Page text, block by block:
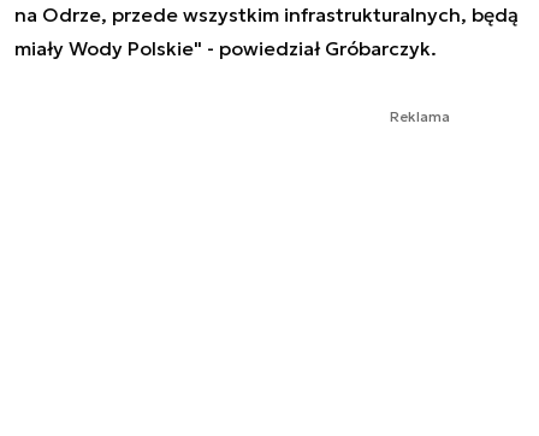
na Odrze, przede wszystkim infrastrukturalnych, będą
miały Wody Polskie" - powiedział Gróbarczyk.
Reklama